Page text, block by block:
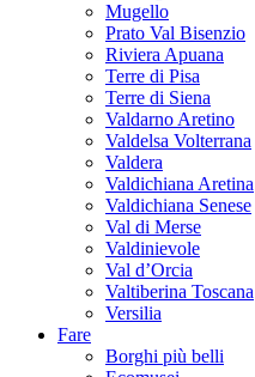
Mugello
Prato Val Bisenzio
Riviera Apuana
Terre di Pisa
Terre di Siena
Valdarno Aretino
Valdelsa Volterrana
Valdera
Valdichiana Aretina
Valdichiana Senese
Val di Merse
Valdinievole
Val d’Orcia
Valtiberina Toscana
Versilia
Fare
Borghi più belli